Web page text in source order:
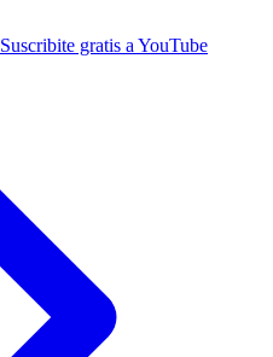
Suscribite gratis a YouTube